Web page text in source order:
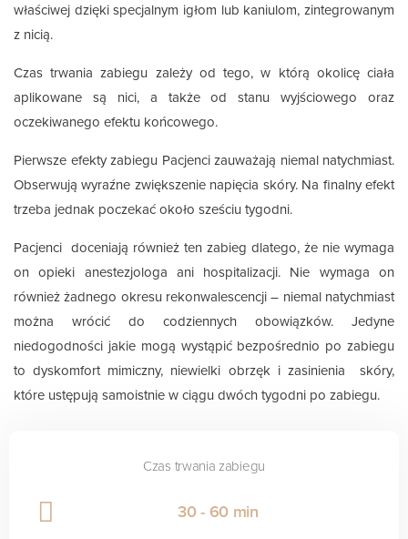
Czas trwania zabiegu
30 - 60 min
właściwej dzięki specjalnym igłom lub kaniulom, zintegrowanym
z nicią.
Czas trwania zabiegu zależy od tego, w którą okolicę ciała
aplikowane są nici, a także od stanu wyjściowego oraz
oczekiwanego efektu końcowego.
Pierwsze efekty zabiegu Pacjenci zauważają niemal natychmiast.
Obserwują wyraźne zwiększenie napięcia skóry. Na finalny efekt
trzeba jednak poczekać około sześciu tygodni.
Pacjenci doceniają również ten zabieg dlatego, że nie wymaga
on opieki anestezjologa ani hospitalizacji. Nie wymaga on
również żadnego okresu rekonwalescencji – niemal natychmiast
można wrócić do codziennych obowiązków. Jedyne
niedogodności jakie mogą wystąpić bezpośrednio po zabiegu
to dyskomfort mimiczny, niewielki obrzęk i zasinienia skóry,
które ustępują samoistnie w ciągu dwóch tygodni po zabiegu.